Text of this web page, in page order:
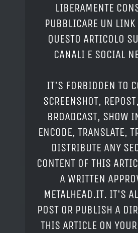
LIBERAMENTE
PUBBLICARE UN LINK
QUESTO ARTICOLO
CANALI E SOCIAL
IT'S FORBIDDEN TO
SCREENSHOT,
BROADCAST, SHOW
ENCODE, TRANSLATE,
DISTRIBUTE ANY
CONTENT OF THIS
A WRITTEN
METALHEAD.IT. IT'S
POST OR PUBLISH A
THIS ARTICLE ON